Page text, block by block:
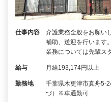
仕事内容
介護業務全般をお願い
補助、送迎を行います
業務については先輩ス
給与 月給193,174円以上
勤務地
千葉県木更津市真舟5-
づ）※車通勤可